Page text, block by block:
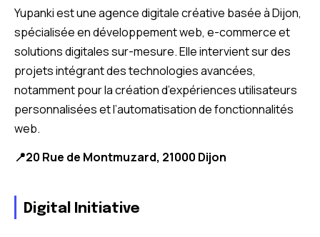
Yupanki est une agence digitale créative basée à Dijon,
spécialisée en développement web, e-commerce et
solutions digitales sur-mesure. Elle intervient sur des
projets intégrant des technologies avancées,
notamment pour la création d’expériences utilisateurs
personnalisées et l’automatisation de fonctionnalités
web.
📍20 Rue de Montmuzard, 21000 Dijon
Digital Initiative